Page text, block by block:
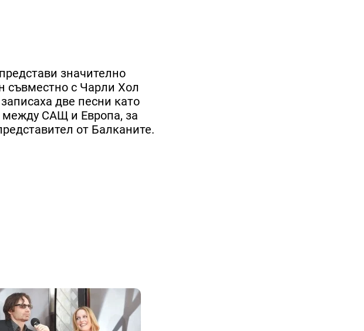
значително
съвместно с Чарли Хол
две песни като
между САЩ и Европа, за
от Балканите.